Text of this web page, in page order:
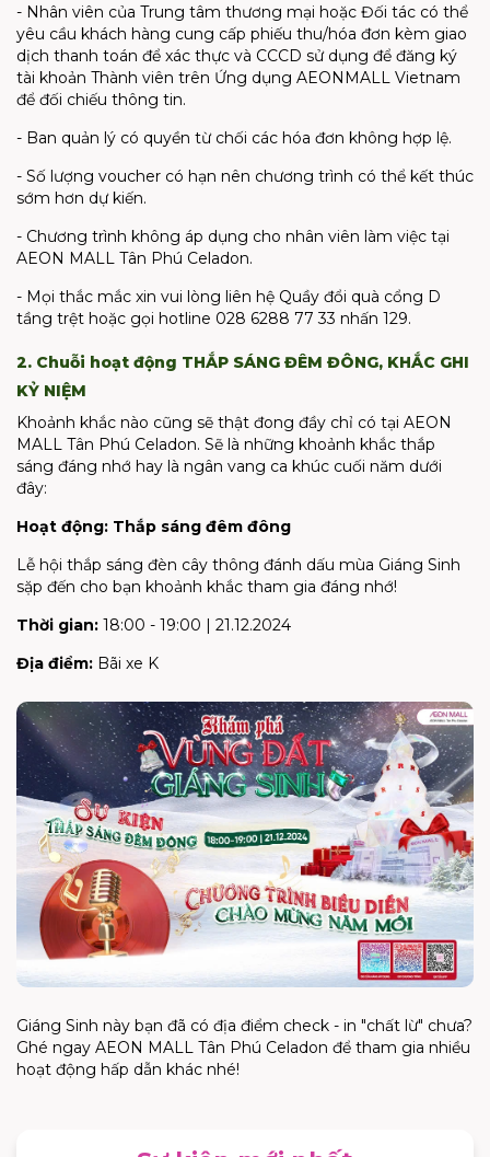
- Nhân viên của Trung tâm thương mại hoặc Đối tác có thể
yêu cầu khách hàng cung cấp phiếu thu/hóa đơn kèm giao
dịch thanh toán để xác thực và CCCD sử dụng để đăng ký
tài khoản Thành viên trên Ứng dụng AEONMALL Vietnam
để đối chiếu thông tin.
- Ban quản lý có quyền từ chối các hóa đơn không hợp lệ.
- Số lượng voucher có hạn nên chương trình có thể kết thúc
sớm hơn dự kiến.
- Chương trình không áp dụng cho nhân viên làm việc tại
AEON MALL Tân Phú Celadon.
- Mọi thắc mắc xin vui lòng liên hệ Quầy đổi quà cổng D
tầng trệt hoặc gọi hotline 028 6288 77 33 nhấn 129.
2. Chuỗi hoạt động THẮP SÁNG ĐÊM ĐÔNG, KHẮC GHI
KỶ NIỆM
Khoảnh khắc nào cũng sẽ thật đong đầy chỉ có tại AEON
MALL Tân Phú Celadon. Sẽ là những khoảnh khắc thắp
sáng đáng nhớ hay là ngân vang ca khúc cuối năm dưới
đây:
Hoạt động: Thắp sáng đêm đông
Lễ hội thắp sáng đèn cây thông đánh dấu mùa Giáng Sinh
sặp đến cho bạn khoảnh khắc tham gia đáng nhớ!
Thời gian: 18:00 - 19:00 | 21.12.2024
Địa điểm: Bãi xe K
Giáng Sinh này bạn đã có địa điểm check - in "chất lừ" chưa?
Ghé ngay AEON MALL Tân Phú Celadon để tham gia nhiều
hoạt động hấp dẫn khác nhé!